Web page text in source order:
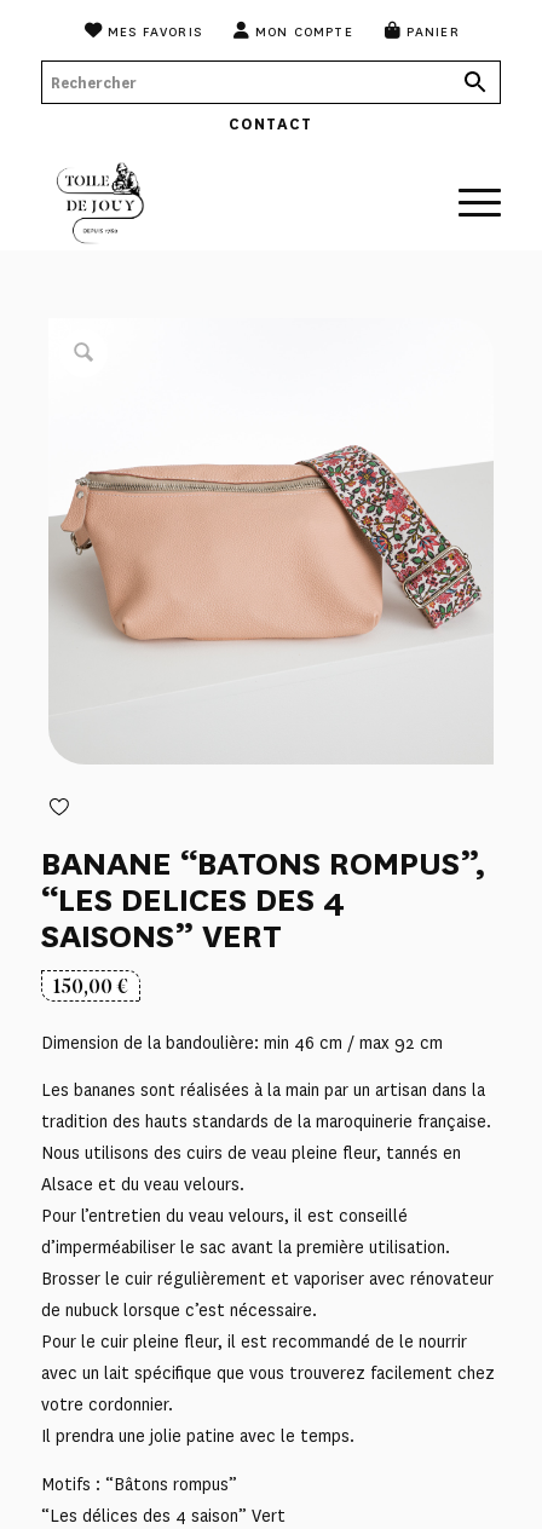
MES FAVORIS MON COMPTE PANIER
CONTACT
BANANE “BATONS ROMPUS”,
“LES DELICES DES 4
SAISONS” VERT
150,00€
Dimension de la bandoulière: min 46 cm / max 92 cm
Les bananes sont réalisées à la main par un artisan dans la
tradition des hauts standards de la maroquinerie française.
Nous utilisons des cuirs de veau pleine fleur, tannés en
Alsace et du veau velours.
Pour l’entretien du veau velours, il est conseillé
d’imperméabiliser le sac avant la première utilisation.
Brosser le cuir régulièrement et vaporiser avec rénovateur
de nubuck lorsque c’est nécessaire.
Pour le cuir pleine fleur, il est recommandé de le nourrir
avec un lait spécifique que vous trouverez facilement chez
votre cordonnier.
Il prendra une jolie patine avec le temps.
Motifs : “Bâtons rompus”
“Les délices des 4 saison” Vert